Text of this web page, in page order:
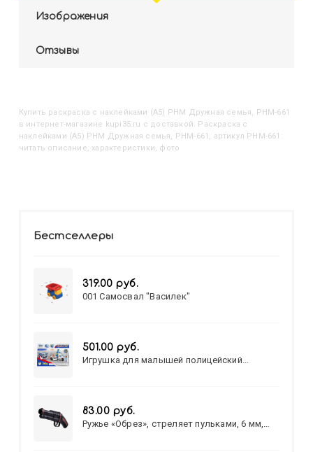
Изображения
Отзывы
Купить
Раскраска с наклейками (А5) РНМ Дружная семья, РНМ-661
в интернет-магазине kupi35.ru с доставкой. Раскраска с
наклейками (А5) РНМ Дружная семья, РНМ-661, артикул РНМ-661:
читать описание, характеристики, фото
Бестселлеры
319.00 руб.
001 Самосвал "Василек"
501.00 руб.
Игрушка для малышей полицейский
83.00 руб.
Ружье «Обрез», стреляет пульками, 6 мм,